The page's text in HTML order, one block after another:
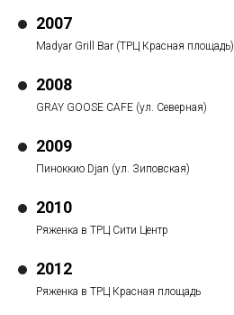
2007
Madyar Grill Bar (ТРЦ Красная площадь)
2008
GRAY GOOSE CAFE (ул. Северная)
2009
Пиноккио Djan (ул. Зиповская)
2010
Ряженка в ТРЦ Сити Центр
2012
Ряженка в ТРЦ Красная площадь